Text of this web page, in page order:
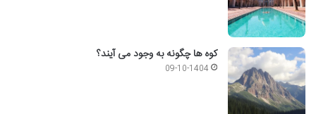
کوه ها چگونه به وجود می آیند؟
09-10-1404